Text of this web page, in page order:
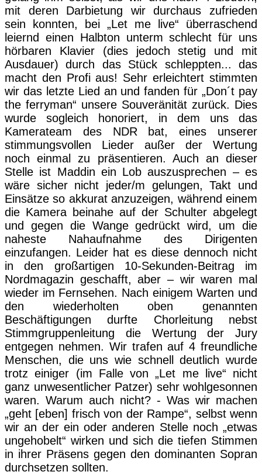
mit deren Darbietung wir durchaus zufrieden
sein konnten, bei „Let me live“ überraschend
leiernd einen Halbton unterm schlecht für uns
hörbaren Klavier (dies jedoch stetig und mit
Ausdauer) durch das Stück schleppten... das
macht den Profi aus! Sehr erleichtert stimmten
wir das letzte Lied an und fanden für „Don´t pay
the ferryman“ unsere Souveränität zurück. Dies
wurde sogleich honoriert, in dem uns das
Kamerateam des NDR bat, eines unserer
stimmungsvollen Lieder außer der Wertung
noch einmal zu präsentieren. Auch an dieser
Stelle ist Maddin ein Lob auszusprechen – es
wäre sicher nicht jeder/m gelungen, Takt und
Einsätze so akkurat anzuzeigen, während einem
die Kamera beinahe auf der Schulter abgelegt
und gegen die Wange gedrückt wird, um die
naheste Nahaufnahme des Dirigenten
einzufangen. Leider hat es diese dennoch nicht
in den großartigen 10-Sekunden-Beitrag im
Nordmagazin geschafft, aber – wir waren mal
wieder im Fernsehen. Nach einigem Warten und
den wiederholten oben genannten
Beschäftigungen durfte Chorleitung nebst
Stimmgruppenleitung die Wertung der Jury
entgegen nehmen. Wir trafen auf 4 freundliche
Menschen, die uns wie schnell deutlich wurde
trotz einiger (im Falle von „Let me live“ nicht
ganz unwesentlicher Patzer) sehr wohlgesonnen
waren. Warum auch nicht? - Was wir machen
„geht [eben] frisch von der Rampe“, selbst wenn
wir an der ein oder anderen Stelle noch „etwas
ungehobelt“ wirken und sich die tiefen Stimmen
in ihrer Präsens gegen den dominanten Sopran
durchsetzen sollten.